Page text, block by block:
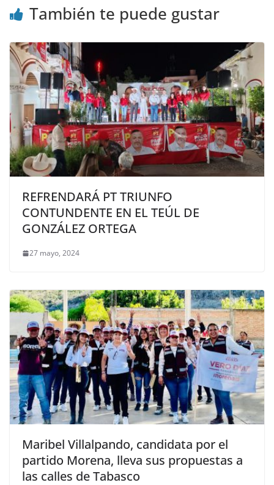
También te puede gustar
REFRENDARÁ PT TRIUNFO
CONTUNDENTE EN EL TEÚL DE
GONZÁLEZ ORTEGA
27 mayo, 2024
Maribel Villalpando, candidata por el
partido Morena, lleva sus propuestas a
las calles de Tabasco